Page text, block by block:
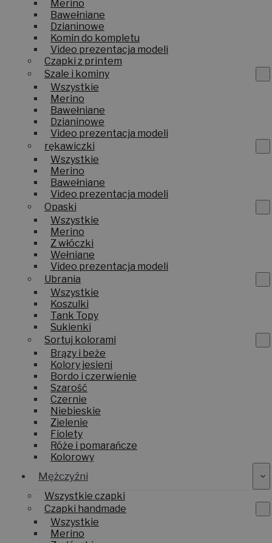
Merino
Bawełniane
Dzianinowe
Komin do kompletu
Video prezentacja modeli
Czapki z printem
Szale i kominy
Wszystkie
Merino
Bawełniane
Dzianinowe
Video prezentacja modeli
rękawiczki
Wszystkie
Merino
Bawełniane
Video prezentacja modeli
Opaski
Wszystkie
Merino
Z włóczki
Wełniane
Video prezentacja modeli
Ubrania
Wszystkie
Koszulki
Tank Topy
Sukienki
Sortuj kolorami
Brązy i beże
Kolory jesieni
Bordo i czerwienie
Szarość
Czernie
Niebieskie
Zielenie
Fiolety
Róże i pomarańcze
Kolorowy
Mężczyźni
Wszystkie czapki
Czapki handmade
Wszystkie
Merino